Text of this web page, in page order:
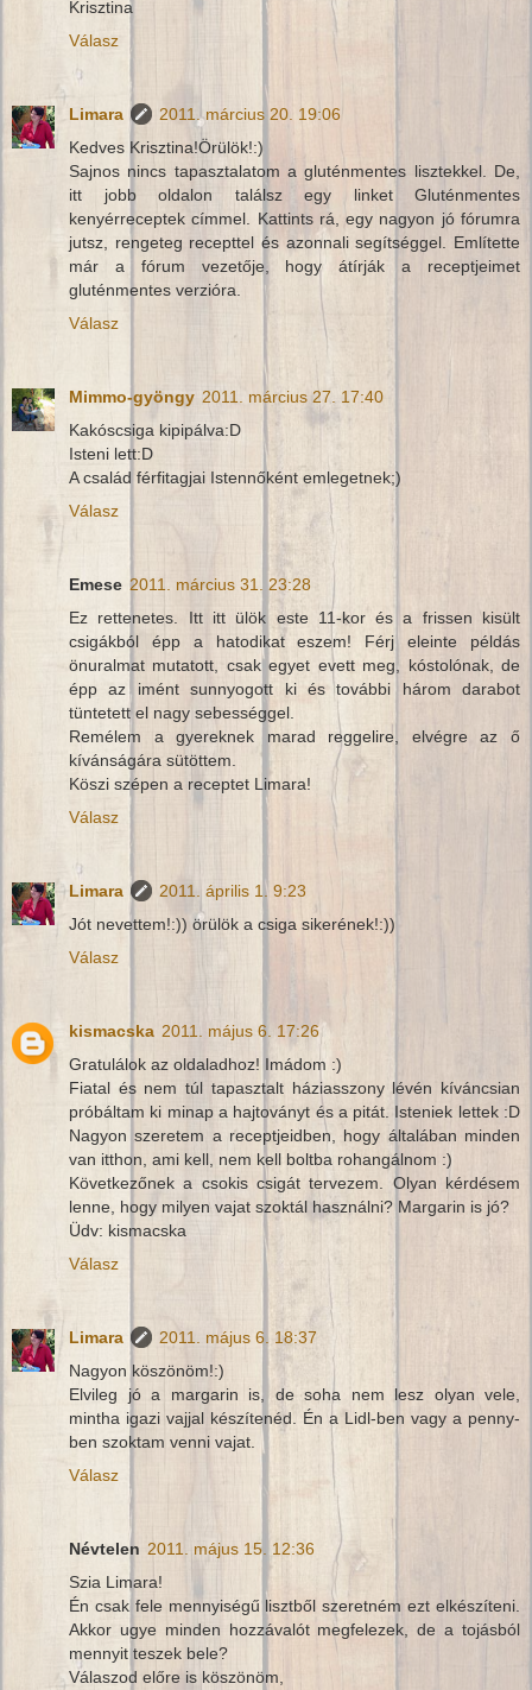
Krisztina
Válasz
Limara
2011. március 20. 19:06
Kedves Krisztina!Örülök!:)
Sajnos nincs tapasztalatom a gluténmentes lisztekkel. De,
itt jobb oldalon találsz egy linket Gluténmentes
kenyérreceptek címmel. Kattints rá, egy nagyon jó fórumra
jutsz, rengeteg recepttel és azonnali segítséggel. Említette
már a fórum vezetője, hogy átírják a receptjeimet
gluténmentes verzióra.
Válasz
Mimmo-gyöngy 2011. március 27. 17:40
Kakóscsiga kipipálva:D
Isteni lett:D
A család férfitagjai Istennőként emlegetnek;)
Válasz
Emese 2011. március 31. 23:28
Ez rettenetes. Itt itt ülök este 11-kor és a frissen kisült
csigákból épp a hatodikat eszem! Férj eleinte példás
önuralmat mutatott, csak egyet evett meg, kóstolónak, de
épp az imént sunnyogott ki és további három darabot
tüntetett el nagy sebességgel.
Remélem a gyereknek marad reggelire, elvégre az ő
kívánságára sütöttem.
Köszi szépen a receptet Limara!
Válasz
Limara
2011. április 1. 9:23
Jót nevettem!:)) örülök a csiga sikerének!:))
Válasz
kismacska 2011. május 6. 17:26
Gratulálok az oldaladhoz! Imádom :)
Fiatal és nem túl tapasztalt háziasszony lévén kíváncsian
próbáltam ki minap a hajtoványt és a pitát. Isteniek lettek :D
Nagyon szeretem a receptjeidben, hogy általában minden
van itthon, ami kell, nem kell boltba rohangálnom :)
Következőnek a csokis csigát tervezem. Olyan kérdésem
lenne, hogy milyen vajat szoktál használni? Margarin is jó?
Üdv: kismacska
Válasz
Limara
2011. május 6. 18:37
Nagyon köszönöm!:)
Elvileg jó a margarin is, de soha nem lesz olyan vele,
mintha igazi vajjal készítenéd. Én a Lidl-ben vagy a penny-
ben szoktam venni vajat.
Válasz
Névtelen 2011. május 15. 12:36
Szia Limara!
Én csak fele mennyiségű lisztből szeretném ezt elkészíteni.
Akkor ugye minden hozzávalót megfelezek, de a tojásból
mennyit teszek bele?
Válaszod előre is köszönöm,